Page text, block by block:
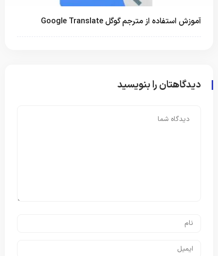
آموزش استفاده از مترجم گوگل Google Translate
دیدگاهتان را بنویسید